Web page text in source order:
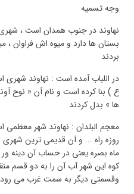
وجه تسمیه
نهاوند در جنوب همدان است ،
بستان ها دارد و میوه اش فراوان ،
بردند
در اللباب آمده است : نهاوند شهری
ع ) بنا کرده است و نام آن « نوح
ها » بدل کردند
معجم البلدان : نهاوند شهر
روزه راه ... و آن قدیمی ترین
ماه بصره یعنی در حساب آن دینه
کوه این شهر آب آن را به دو قسم
وقسمتی دیگر به سمت غرب می رود